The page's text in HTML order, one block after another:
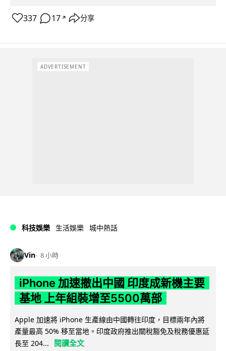
337 17 ↗ 分享
ADVERTISEMENT
科技娛樂 生活娛樂 城中熱話
Vin 8 小時
iPhone 加速撤出中國 印度成新機主要
基地 上年組裝增至5500萬部
Apple 加速將 iPhone 生產線由中國轉往印度，目標兩年內將
產量最高 50% 移至當地。印度政府推出關稅豁免及稅務優惠延
長至 204...
閱讀全文